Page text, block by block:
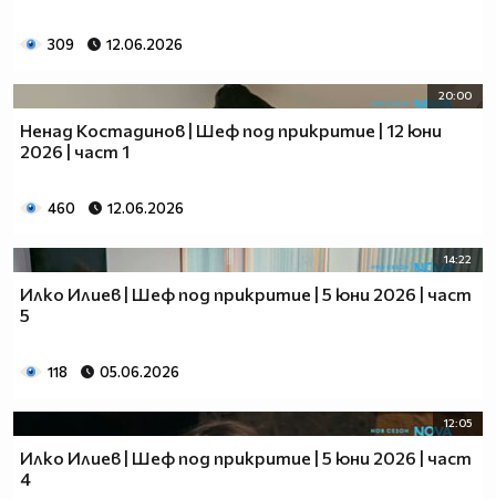
309 12.06.2026
20:00
Ненад Костадинов | Шеф под прикритие | 12 юни
2026 | част 1
460 12.06.2026
14:22
Илко Илиев | Шеф под прикритие | 5 юни 2026 | част
5
118 05.06.2026
12:05
Илко Илиев | Шеф под прикритие | 5 юни 2026 | част
4